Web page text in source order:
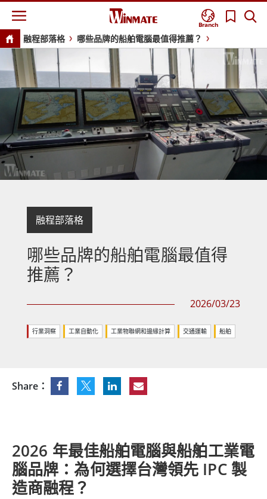
Branch
融程部落格 哪些品牌的船舶電腦最值得推薦？
融程部落格
哪些品牌的船舶電腦最值得
推薦？
2026/03/23
行業洞察 工業自動化 工業物聯網和邊緣計算 交通運輸 船舶
Share：
2026 年最佳船舶電腦與船舶工業電
腦品牌：為何選擇台灣領先 IPC 製
造商融程？